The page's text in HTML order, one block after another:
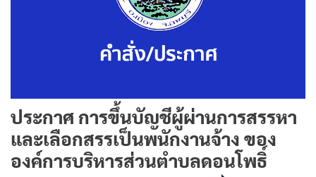
ประกาศ การขึ้นบัญชีผู้ผ่านการสรรหา
และเลือกสรรเป็นพนักงานจ้าง ของ
องค์การบริหารส่วนตำบลดอนโพธิ์